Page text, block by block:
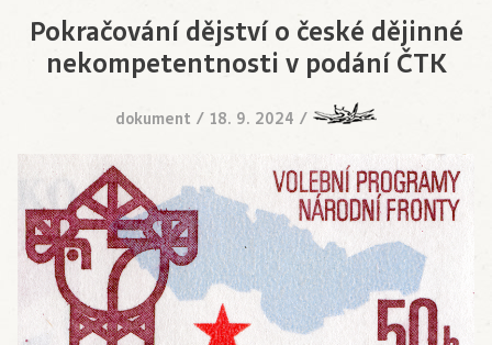
Pokračování dějství o české dějinné
nekompetentnosti v podání ČTK
dokument / 18. 9. 2024 /